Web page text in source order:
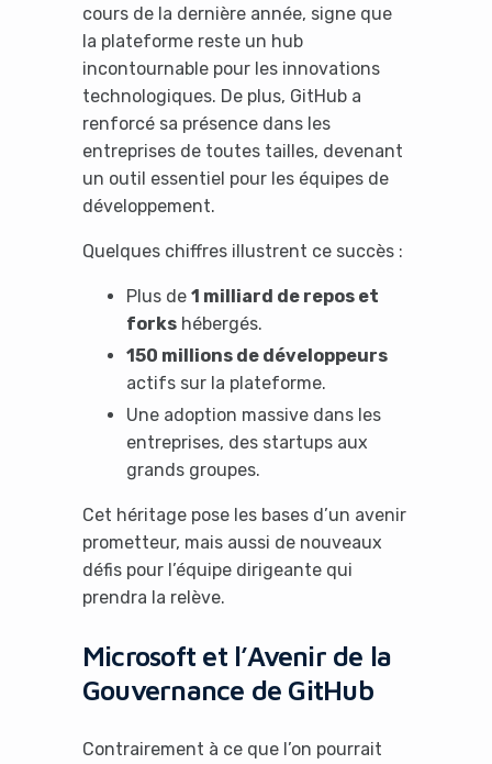
cours de la dernière année, signe que
la plateforme reste un hub
incontournable pour les innovations
technologiques. De plus, GitHub a
renforcé sa présence dans les
entreprises de toutes tailles, devenant
un outil essentiel pour les équipes de
développement.
Quelques chiffres illustrent ce succès :
Plus de 1 milliard de repos et
forkshébergés.
150 millions de développeurs
actifs sur la plateforme.
Une adoption massive dans les
entreprises, des startups aux
grands groupes.
Cet héritage pose les bases d’un avenir
prometteur, mais aussi de nouveaux
défis pour l’équipe dirigeante qui
prendra la relève.
Microsoft et l’Avenir de la
Gouvernance de GitHub
Contrairement à ce que l’on pourrait